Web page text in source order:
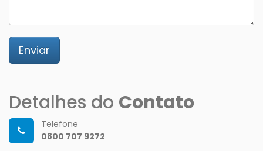
Detalhes do Contato
Telefone
0800 707 9272